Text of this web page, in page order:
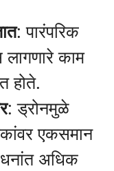
: पारंपरिक
लागणारे काम
होते.
: ड्रोनमुळे
एकसमान
अधिक